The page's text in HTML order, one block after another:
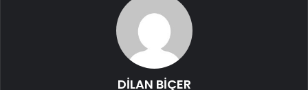
DİLAN BİÇER